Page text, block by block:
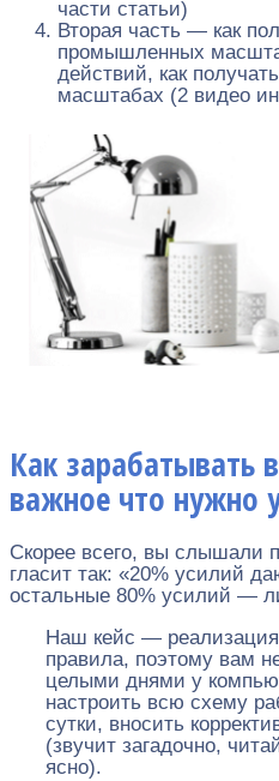
части статьи)
Вторая часть — как
промышленных
действий, как
масштабах (2 видео
Как зарабатывать
важное что нужно
Скорее всего, вы слышали
гласит так: «20% усилий
остальные 80% усилий —
Наш кейс — реализация
правила, поэтому вам
целыми днями у
настроить всю схему
сутки, вносить
(звучит загадочно,
ясно).